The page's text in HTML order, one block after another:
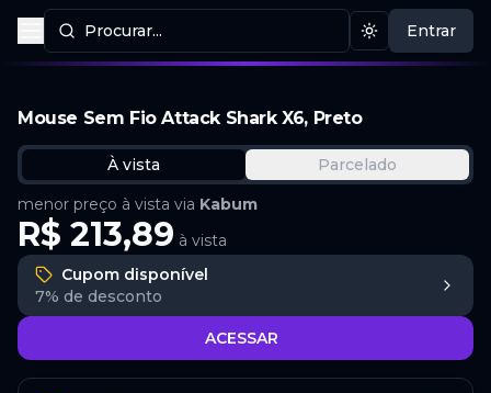
Procurar...
Procurar produtos Mudar tema
Entrar
Mouse Sem Fio Attack Shark X6, Preto
À vista
Parcelado
menor preço à vista via Kabum
R$ 213,89 à vista
Cupom disponível
7% de desconto
ACESSAR